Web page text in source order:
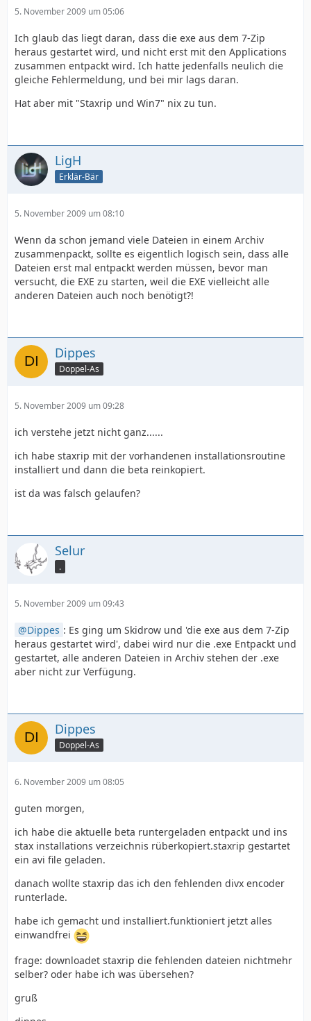
5. November 2009 um 05:06
Ich glaub das liegt daran, dass die exe aus dem 7-Zip
heraus gestartet wird, und nicht erst mit den Applications
zusammen entpackt wird. Ich hatte jedenfalls neulich die
gleiche Fehlermeldung, und bei mir lags daran.
Hat aber mit "Staxrip und Win7" nix zu tun.
LigH
Erklär-Bär
5. November 2009 um 08:10
Wenn da schon jemand viele Dateien in einem Archiv
zusammenpackt, sollte es eigentlich logisch sein, dass alle
Dateien erst mal entpackt werden müssen, bevor man
versucht, die EXE zu starten, weil die EXE vielleicht alle
anderen Dateien auch noch benötigt?!
Dippes
Doppel-As
5. November 2009 um 09:28
ich verstehe jetzt nicht ganz......
ich habe staxrip mit der vorhandenen installationsroutine
installiert und dann die beta reinkopiert.
ist da was falsch gelaufen?
Selur
.
5. November 2009 um 09:43
Dippes : Es ging um Skidrow und 'die exe aus dem 7-Zip
heraus gestartet wird', dabei wird nur die .exe Entpackt und
gestartet, alle anderen Dateien in Archiv stehen der .exe
aber nicht zur Verfügung.
Dippes
Doppel-As
6. November 2009 um 08:05
guten morgen,
ich habe die aktuelle beta runtergeladen entpackt und ins
stax installations verzeichnis rüberkopiert.staxrip gestartet
ein avi file geladen.
danach wollte staxrip das ich den fehlenden divx encoder
runterlade.
habe ich gemacht und installiert.funktioniert jetzt alles
einwandfrei
frage: downloadet staxrip die fehlenden dateien nichtmehr
selber? oder habe ich was übersehen?
gruß